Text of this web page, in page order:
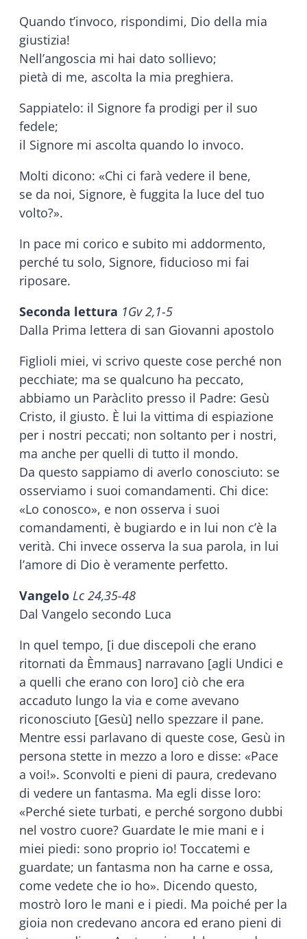
Quando t’invoco, rispondimi, Dio della mia
giustizia!
Nell’angoscia mi hai dato sollievo;
pietà di me, ascolta la mia preghiera.
Sappiatelo: il Signore fa prodigi per il suo
fedele;
il Signore mi ascolta quando lo invoco.
Molti dicono: «Chi ci farà vedere il bene,
se da noi, Signore, è fuggita la luce del tuo
volto?».
In pace mi corico e subito mi addormento,
perché tu solo, Signore, fiducioso mi fai
riposare.
Seconda lettura 1Gv 2,1-5
Dalla Prima lettera di san Giovanni apostolo
Figlioli miei, vi scrivo queste cose perché non
pecchiate; ma se qualcuno ha peccato,
abbiamo un Paràclito presso il Padre: Gesù
Cristo, il giusto. È lui la vittima di espiazione
per i nostri peccati; non soltanto per i nostri,
ma anche per quelli di tutto il mondo.
Da questo sappiamo di averlo conosciuto: se
osserviamo i suoi comandamenti. Chi dice:
«Lo conosco», e non osserva i suoi
comandamenti, è bugiardo e in lui non c’è la
verità. Chi invece osserva la sua parola, in lui
l’amore di Dio è veramente perfetto.
Vangelo Lc 24,35-48
Dal Vangelo secondo Luca
In quel tempo, [i due discepoli che erano
ritornati da Èmmaus] narravano [agli Undici e
a quelli che erano con loro] ciò che era
accaduto lungo la via e come avevano
riconosciuto [Gesù] nello spezzare il pane.
Mentre essi parlavano di queste cose, Gesù in
persona stette in mezzo a loro e disse: «Pace
a voi!». Sconvolti e pieni di paura, credevano
di vedere un fantasma. Ma egli disse loro:
«Perché siete turbati, e perché sorgono dubbi
nel vostro cuore? Guardate le mie mani e i
miei piedi: sono proprio io! Toccatemi e
guardate; un fantasma non ha carne e ossa,
come vedete che io ho». Dicendo questo,
mostrò loro le mani e i piedi. Ma poiché per la
gioia non credevano ancora ed erano pieni di